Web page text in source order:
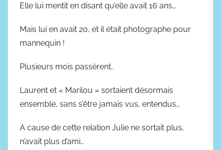
0
8
Elle lui mentit en disant qu’elle avait 16 ans…
Mais lui en avait 20, et il était photographe pour
mannequin !
Plusieurs mois passèrent..
Laurent et « Marilou » sortaient désormais
ensemble, sans s’être jamais vus, entendus…
A cause de cette relation Julie ne sortait plus,
n’avait plus d’ami…